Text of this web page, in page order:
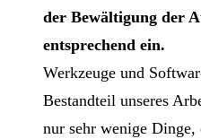
der Bewältigung der
entsprechend ein.
Werkzeuge und
Bestandteil unseres
nur sehr wenige Dinge,